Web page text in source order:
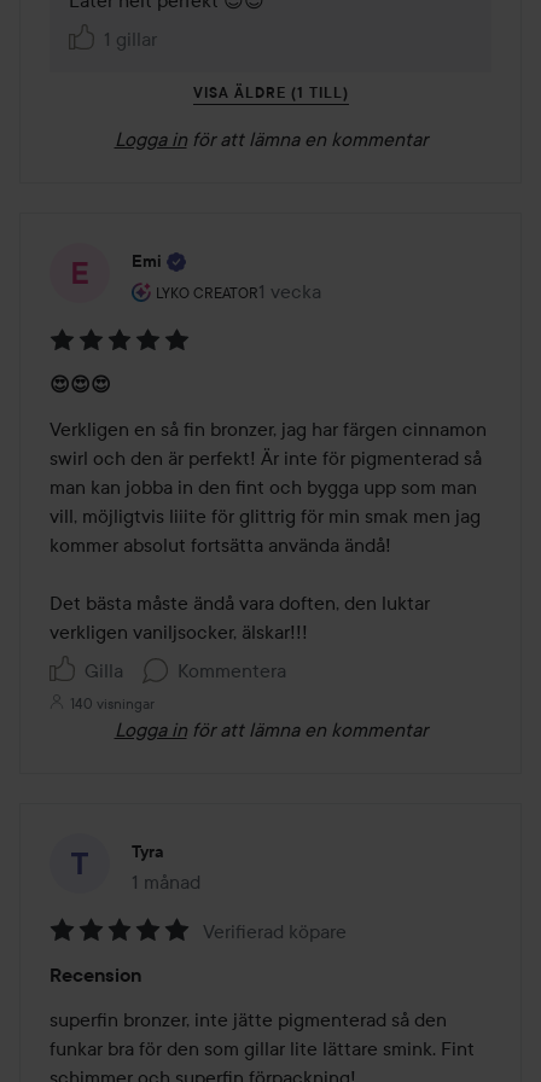
1 gillar
VISA ÄLDRE (1 TILL)
Logga in för att lämna en kommentar
Emi
LYKO CREATOR
Användarens roll: Lyko Creator.
1 vecka
Inlägget skapades 1 vecka
5
av
5
😍😍😍
Verkligen en så fin bronzer, jag har färgen cinnamon
swirl och den är perfekt! Är inte för pigmenterad så
man kan jobba in den fint och bygga upp som man
vill, möjligtvis liiite för glittrig för min smak men jag
kommer absolut fortsätta använda ändå!
Det bästa måste ändå vara doften, den luktar
verkligen vaniljsocker, älskar!!!
Gilla
Kommentera
140 visningar
Logga in för att lämna en kommentar
Tyra
1 månad
Inlägget skapades 1 månad
5
av
5
Verifierad köpare
Recension
superfin bronzer, inte jätte pigmenterad så den
funkar bra för den som gillar lite lättare smink. Fint